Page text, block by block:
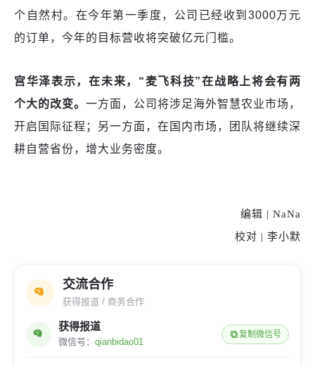
个自然村。在今年第一季度，公司已经收到3000万元
的订单，今年的目标营收将突破亿元门槛。
宫华泽表示，在未来，“麦飞科技”在战略上将会有两
个大的改变。 一方面，公司将涉足海外智慧农业市场，
开启国际征程；另一方面，在国内市场，团队将继续深
耕自营省份，增大业务密度。
编辑 | NaNa
校对 | 李小默
交流合作
获得报道 / 商务合作
获得报道
微信号： qianbidao01
复制微信号